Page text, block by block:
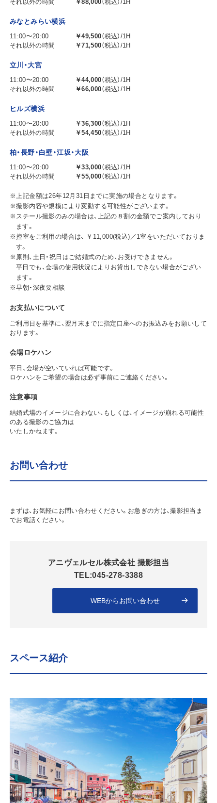
みなとみらい横浜
11:00〜20:00 ￥49,500（税込）/1H
それ以外の時間
￥71,500（税込）/1H
立川・大宮
11:00〜20:00 ￥44,000（税込）/1H
それ以外の時間
￥66,000（税込）/1H
ヒルズ横浜
11:00〜20:00 ￥36,300（税込）/1H
それ以外の時間
￥54,450（税込）/1H
柏・長野・白壁・江坂・大阪
11:00〜20:00 ￥33,000（税込）/1H
それ以外の時間
￥55,000（税込）/1H
※上記金額は26年12月31日までに実施の場合となります。
※撮影内容や規模により変動する可能性がございます。
※スチール撮影のみの場合は、上記の８割の金額でご案内しており
ます。
※控室をご利用の場合は、 ￥11,000(税込)／1室をいただいておりま
す。
※原則、土日・祝日はご結婚式のため、お受けできません。
平日でも、会場の使用状況によりお貸出しできない場合がござい
ます。
※早朝・深夜要相談
お支払いについて
ご利用日を基準に、翌月末までに指定口座へのお振込みをお願いして
おります。
会場ロケハン
平日、会場が空いていれば可能です。
ロケハンをご希望の場合は必ず事前にご連絡ください。
注意事項
結婚式場のイメージに合わない、もしくは、イメージが崩れる可能性
のある撮影のご協力は
いたしかねます。
お問い合わせ
まずは、お気軽にお問い合わせください。お急ぎの方は、撮影担当ま
でお電話ください。
アニヴェルセル株式会社 撮影担当
TEL:045-278-3388
WEBからお問い合わせ
スペース紹介